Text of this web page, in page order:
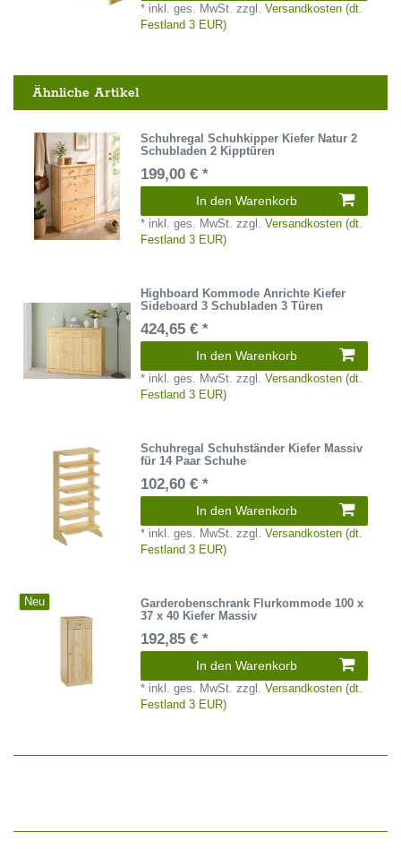
* inkl. ges. MwSt. zzgl.Versandkosten (dt.
Festland 3 EUR)
Ähnliche Artikel
Schuhregal Schuhkipper Kiefer Natur 2
Schubladen 2 Kipptüren
199,00 € *
In den Warenkorb
* inkl. ges. MwSt. zzgl.Versandkosten (dt.
Festland 3 EUR)
Highboard Kommode Anrichte Kiefer
Sideboard 3 Schubladen 3 Türen
424,65 € *
In den Warenkorb
* inkl. ges. MwSt. zzgl.Versandkosten (dt.
Festland 3 EUR)
Schuhregal Schuhständer Kiefer Massiv
für 14 Paar Schuhe
102,60 € *
In den Warenkorb
* inkl. ges. MwSt. zzgl.Versandkosten (dt.
Festland 3 EUR)
Neu
Garderobenschrank Flurkommode 100 x
37 x 40 Kiefer Massiv
192,85 € *
In den Warenkorb
* inkl. ges. MwSt. zzgl.Versandkosten (dt.
Festland 3 EUR)